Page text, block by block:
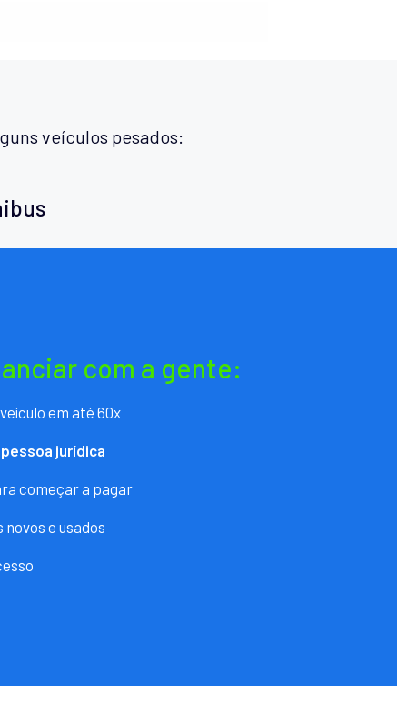
veículos pesados:
com a gente:
em até 60x
pessoa jurídica
começar a pagar
e usados